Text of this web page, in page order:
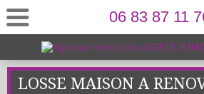
06 83 87 11
LOSSE MAISON A